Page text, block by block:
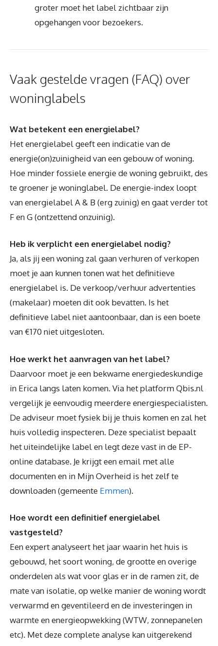
groter moet het label zichtbaar zijn
opgehangen voor bezoekers.
Vaak gestelde vragen (FAQ) over
woninglabels
Wat betekent een energielabel?
Het energielabel geeft een indicatie van de
energie(on)zuinigheid van een gebouw of woning.
Hoe minder fossiele energie de woning gebruikt, des
te groener je woninglabel. De energie-index loopt
van energielabel A & B (erg zuinig) en gaat verder tot
F en G (ontzettend onzuinig).
Heb ik verplicht een energielabel nodig?
Ja, als jij een woning zal gaan verhuren of verkopen
moet je aan kunnen tonen wat het definitieve
energielabel is. De verkoop/verhuur advertenties
(makelaar) moeten dit ook bevatten. Is het
definitieve label niet aantoonbaar, dan is een boete
van €170 niet uitgesloten.
Hoe werkt het aanvragen van het label?
Daarvoor moet je een bekwame energiedeskundige
in Erica langs laten komen. Via het platform Qbis.nl
vergelijk je eenvoudig meerdere energiespecialisten.
De adviseur moet fysiek bij je thuis komen en zal het
huis volledig inspecteren. Deze specialist bepaalt
het uiteindelijke label en legt deze vast in de EP-
online database. Je krijgt een email met alle
documenten en in Mijn Overheid is het zelf te
downloaden (gemeente Emmen).
Hoe wordt een definitief energielabel
vastgesteld?
Een expert analyseert het jaar waarin het huis is
gebouwd, het soort woning, de grootte en overige
onderdelen als wat voor glas er in de ramen zit, de
mate van isolatie, op welke manier de woning wordt
verwarmd en geventileerd en de investeringen in
warmte en energieopwekking (WTW, zonnepanelen
etc). Met deze complete analyse kan uitgerekend